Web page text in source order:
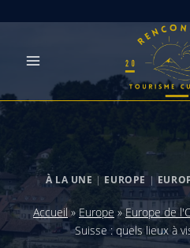
À LA UNE | EUROPE |
Accueil» Europe »Europe de
Suisse : quels lieux à